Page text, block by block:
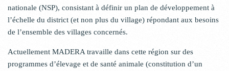
nationale (NSP), consistant à définir un plan de développement à
l’échelle du district (et non plus du village) répondant aux besoins
de l’ensemble des villages concernés.
Actuellement MADERA travaille dans cette région sur des
programmes d’élevage et de santé animale (constitution d’un